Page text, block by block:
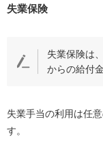
失業保険
失業保険は
からの給付
失業手当の利用は任意
す。